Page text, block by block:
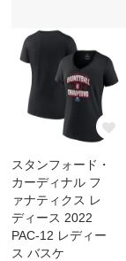
スタンフォード・
カーディナル フ
ァナティクス レ
ディース 2022
PAC-12 レディー
ス バスケ